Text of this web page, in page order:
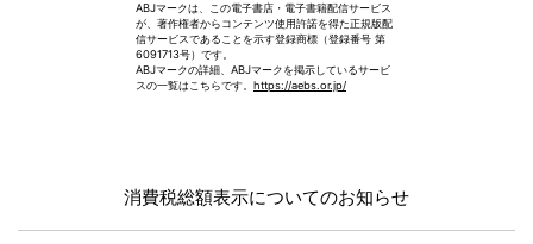
ABJマークは、この電子書店・電子書籍配信サービス
が、著作権者からコンテンツ使用許諾を得た正規版配
信サービスであることを示す登録商標（登録番号 第
6091713号）です。
ABJマークの詳細、ABJマークを掲示しているサービ
スの一覧はこちらです。 https://aebs.or.jp/
消費税総額表示についてのお知らせ